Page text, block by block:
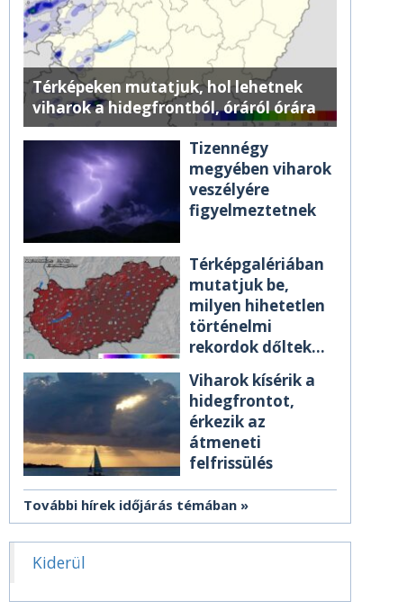
Térképeken mutatjuk, hol lehetnek
viharok a hidegfrontból, óráról órára
Tizennégy
megyében viharok
veszélyére
figyelmeztetnek
Térképgalériában
mutatjuk be,
milyen hihetetlen
történelmi
rekordok dőltek
Viharok kísérik a
hidegfrontot,
érkezik az
átmeneti
felfrissülés
További hírek időjárás témában
Kiderül